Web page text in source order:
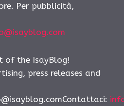
Per pubblicità,
of the IsayBlog!
press releases and